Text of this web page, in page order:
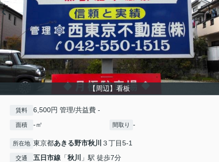
【周辺】看板
賃料 6,500円 管理/共益費 -
面積 -㎡ 間取り -
所在地 東京都あきる野市秋川 ３丁目5-1
交通 五日市線 「秋川 」駅 徒歩7分